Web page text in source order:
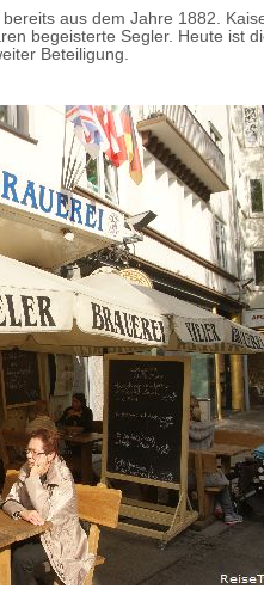
aus dem Jahre 1882.
begeisterte Segler. Heute ist
Beteiligung.